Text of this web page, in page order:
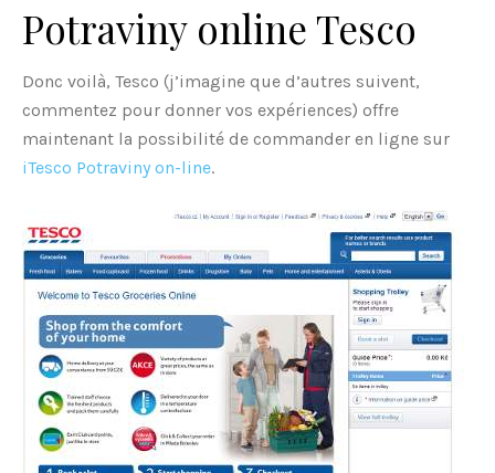
Potraviny online Tesco
Donc voilà, Tesco (j’imagine que d’autres suivent,
commentez pour donner vos expériences) offre
maintenant la possibilité de commander en ligne sur
iTesco Potraviny on-line.